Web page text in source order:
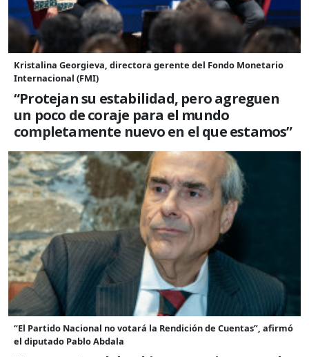
Kristalina Georgieva, directora gerente del Fondo Monetario
Internacional (FMI)
“Protejan su estabilidad, pero agreguen
un poco de coraje para el mundo
completamente nuevo en el que estamos”
“El Partido Nacional no votará la Rendición de Cuentas”, afirmó
el diputado Pablo Abdala